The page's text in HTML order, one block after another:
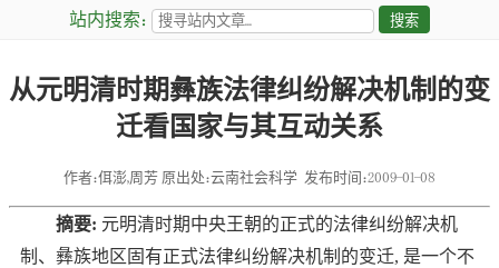
站内搜索：
从元明清时期彝族法律纠纷解决机制的变
迁看国家与其互动关系
作者：佴澎,周芳 原出处：云南社会科学 发布时间：2009-01-08
摘要: 元明清时期中央王朝的正式的法律纠纷解决机
制、彝族地区固有正式法律纠纷解决机制的变迁, 是一个不